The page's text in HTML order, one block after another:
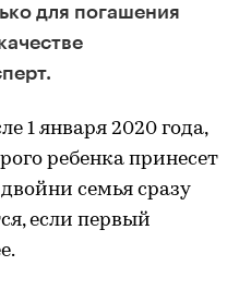
для погашения
1 января 2020 года,
ребенка принесет
семья сразу
если первый